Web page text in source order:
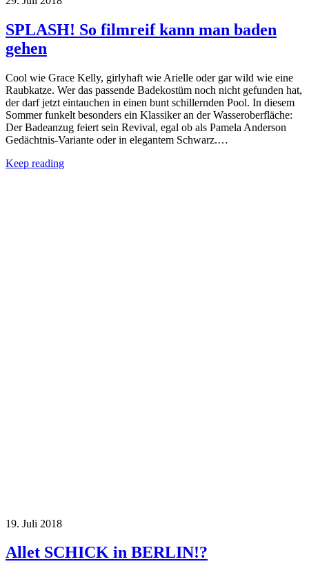
SPLASH! So filmreif kann man baden
gehen
Cool wie Grace Kelly, girlyhaft wie Arielle oder gar wild wie eine
Raubkatze. Wer das passende Badekostüm noch nicht gefunden hat,
der darf jetzt eintauchen in einen bunt schillernden Pool. In diesem
Sommer funkelt besonders ein Klassiker an der Wasseroberfläche:
Der Badeanzug feiert sein Revival, egal ob als Pamela Anderson
Gedächtnis-Variante oder in elegantem Schwarz.…
Keep reading
19. Juli 2018
Allet SCHICK in BERLIN!?